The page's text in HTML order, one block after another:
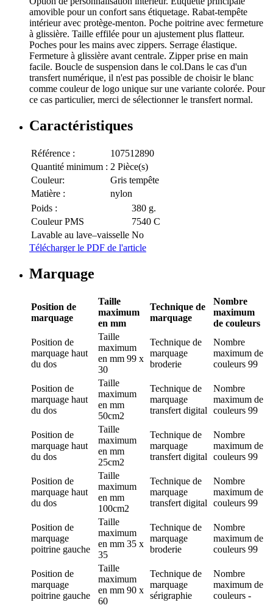
amovible pour un confort sans étiquetage. Rabat-tempête
intérieur avec protège-menton. Poche poitrine avec fermeture
à glissière. Taille effilée pour un ajustement plus flatteur.
Poches pour les mains avec zippers. Serrage élastique.
Fermeture à glissière avant centrale. Zipper prise en main
facile. Boucle de suspension dans le col.Dans le cas d'un
transfert numérique, il n'est pas possible de choisir le blanc
comme couleur de logo unique sur une variante colorée. Pour
ce cas particulier, merci de sélectionner le transfert normal.
Caractéristiques
Référence :
107512890
Quantité minimum : 2 Pièce(s)
Couleur:
Gris tempête
Matière :
nylon
Poids :
380 g.
Couleur PMS
7540 C
Lavable au lave–vaisselle No
Télécharger le PDF de l'article
Marquage
Position de
marquage
Taille
maximum
en mm
Technique de
marquage
Nombre
maximum
de couleurs
Position de
marquage haut
du dos
Taille
maximum
en mm 99 x
30
Technique de
marquage
broderie
Nombre
maximum de
couleurs 99
Position de
marquage haut
du dos
Taille
maximum
en mm
50cm2
Technique de
marquage
transfert digital
Nombre
maximum de
couleurs 99
Position de
marquage haut
du dos
Taille
maximum
en mm
25cm2
Technique de
marquage
transfert digital
Nombre
maximum de
couleurs 99
Position de
marquage haut
du dos
Taille
maximum
en mm
100cm2
Technique de
marquage
transfert digital
Nombre
maximum de
couleurs 99
Position de
marquage
poitrine gauche
Taille
maximum
en mm 35 x
35
Technique de
marquage
broderie
Nombre
maximum de
couleurs 99
Position de
marquage
poitrine gauche
Taille
maximum
en mm 90 x
60
Technique de
marquage
sérigraphie
Nombre
maximum de
couleurs -